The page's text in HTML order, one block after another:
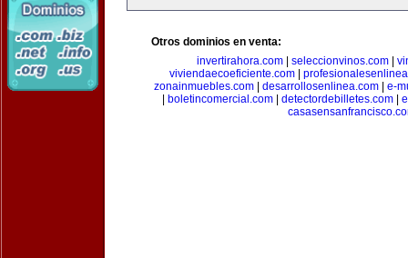
Otros dominios en venta:
invertirahora.com| seleccionvinos.com|
viviendaecoeficiente.com|
zonainmuebles.com| desarrollosenlinea.com| e-
boletincomercial.com detectordebilletes.com